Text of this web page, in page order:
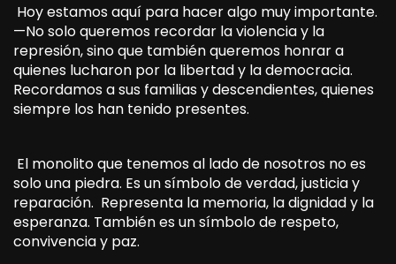
Hoy estamos aquí para hacer algo muy importante.
—No solo queremos recordar la violencia y la
represión, sino que también queremos honrar a
quienes lucharon por la libertad y la democracia.
Recordamos a sus familias y descendientes, quienes
siempre los han tenido presentes.
El monolito que tenemos al lado de nosotros no es
solo una piedra. Es un símbolo de verdad, justicia y
reparación. Representa la memoria, la dignidad y la
esperanza. También es un símbolo de respeto,
convivencia y paz.